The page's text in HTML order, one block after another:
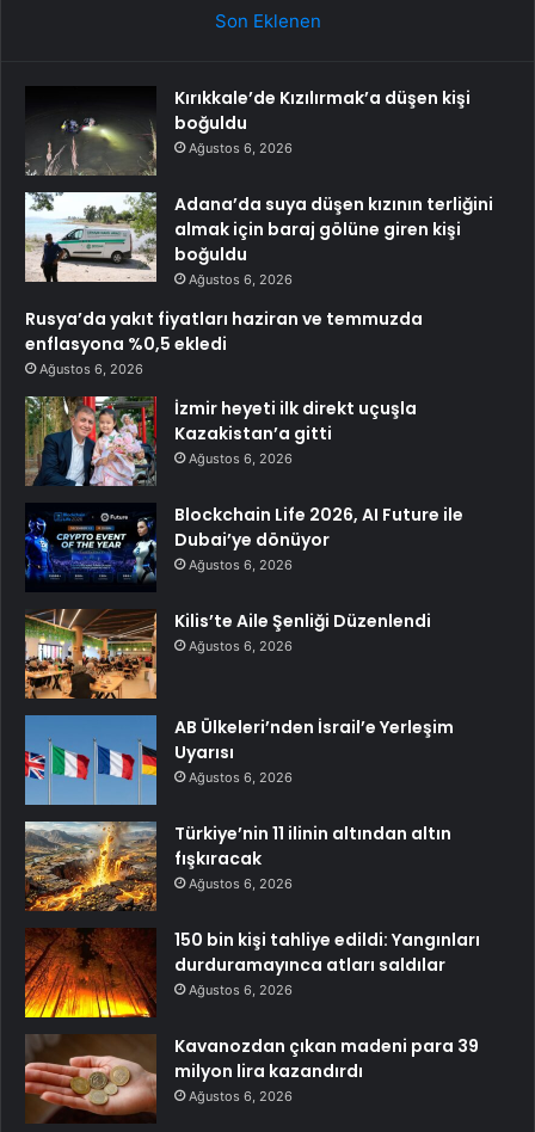
Son Eklenen
Kırıkkale’de Kızılırmak’a düşen kişi
boğuldu
Ağustos 6, 2026
Adana’da suya düşen kızının terliğini
almak için baraj gölüne giren kişi
boğuldu
Ağustos 6, 2026
Rusya’da yakıt fiyatları haziran ve temmuzda
enflasyona %0,5 ekledi
Ağustos 6, 2026
İzmir heyeti ilk direkt uçuşla
Kazakistan’a gitti
Ağustos 6, 2026
Blockchain Life 2026, AI Future ile
Dubai’ye dönüyor
Ağustos 6, 2026
Kilis’te Aile Şenliği Düzenlendi
Ağustos 6, 2026
AB Ülkeleri’nden İsrail’e Yerleşim
Uyarısı
Ağustos 6, 2026
Türkiye’nin 11 ilinin altından altın
fışkıracak
Ağustos 6, 2026
150 bin kişi tahliye edildi: Yangınları
durduramayınca atları saldılar
Ağustos 6, 2026
Kavanozdan çıkan madeni para 39
milyon lira kazandırdı
Ağustos 6, 2026